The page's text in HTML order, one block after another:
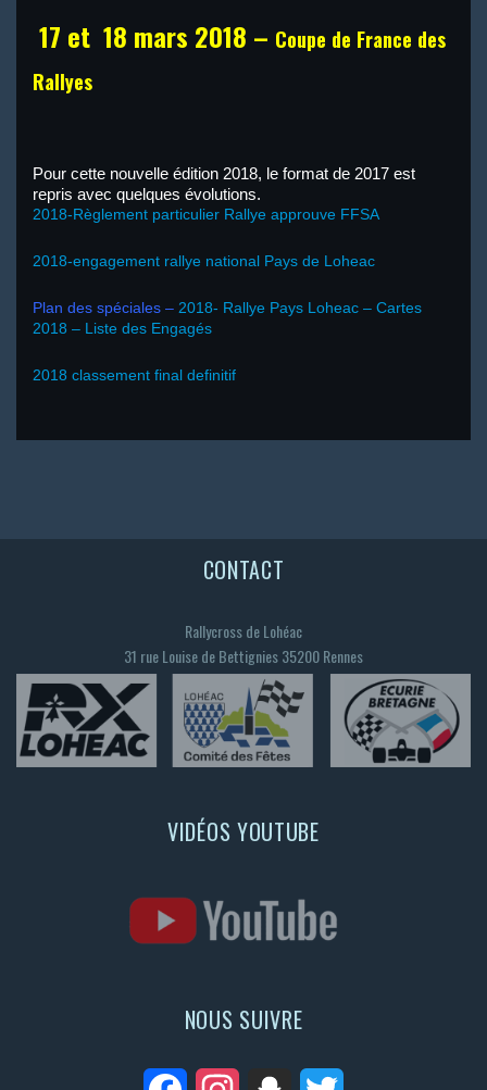
17 et 18 mars 2018 – Coupe de France des
Rallyes
Pour cette nouvelle édition 2018, le format de 2017 est
repris avec quelques évolutions.
2018-Règlement particulier Rallye approuve FFSA
2018-engagement rallye national Pays de Loheac
Plan des spéciales – 2018- Rallye Pays Loheac – Cartes
2018 – Liste des Engagés
2018 classement final definitif
CONTACT
Rallycross de Lohéac
31 rue Louise de Bettignies 35200 Rennes
VIDÉOS YOUTUBE
NOUS SUIVRE